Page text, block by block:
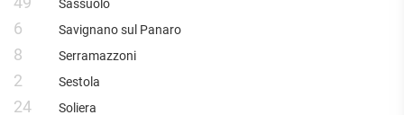
Sassuolo
6 Savignano sul Panaro
8 Serramazzoni
2 Sestola
24 Soliera